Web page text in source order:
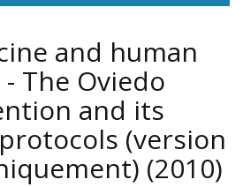
and human
The Oviedo
and its
(version
(2010)